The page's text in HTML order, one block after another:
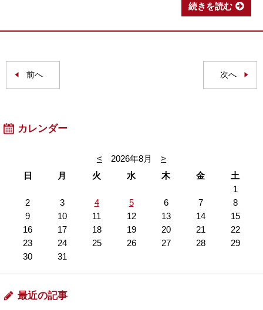
続きを読む
前へ 次へ
カレンダー
< 2026年8月
>
日
月 火 水 木 金
土
1
2
3 4 5 6 7
8
9
10 11 12 13 14
15
16
17 18 19 20 21
22
23
24 25 26 27 28
29
30
31
最近の記事